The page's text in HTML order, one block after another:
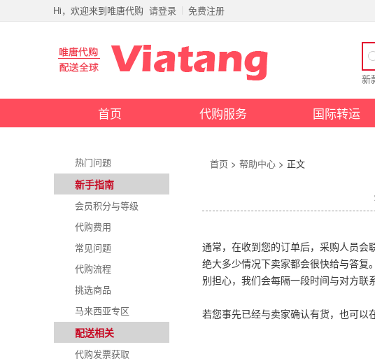
Hi，欢迎来到唯唐代购 请登录 免费注册
新
首页 代购服务 国际转运
热门问题
新手指南
会员积分与等级
代购费用
常见问题
代购流程
挑选商品
马来西亚专区
配送相关
代购发票获取
首页 > 帮助中心 > 正文
通常，在收到您的订单后，采购人员会
绝大多少情况下卖家都会很快给与答复
别担心，我们会每隔一段时间与对方联
若您事先已经与卖家确认有货，也可以